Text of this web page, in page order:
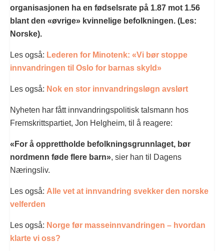
organisasjonen ha en fødselsrate på 1.87 mot 1.56
blant den «øvrige» kvinnelige befolkningen. (Les:
Norske).
Les også: Lederen for Minotenk: «Vi bør stoppe
innvandringen til Oslo for barnas skyld»
Les også: Nok en stor innvandringsløgn avslørt
Nyheten har fått innvandringspolitisk talsmann hos
Fremskrittspartiet, Jon Helgheim, til å reagere:
«For å opprettholde befolkningsgrunnlaget, bør
nordmenn føde flere barn», sier han til Dagens
Næringsliv.
Les også: Alle vet at innvandring svekker den norske
velferden
Les også: Norge før masseinnvandringen – hvordan
klarte vi oss?